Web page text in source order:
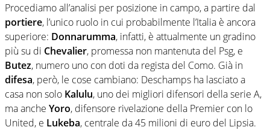
Procediamo all’analisi per posizione in campo, a partire dal
portiere, l’unico ruolo in cui probabilmente l’Italia è ancora
superiore: Donnarumma, infatti, è attualmente un gradino
più su di Chevalier, promessa non mantenuta del Psg, e
Butez, numero uno con doti da regista del Como. Già in
difesa, però, le cose cambiano: Deschamps ha lasciato a
casa non solo Kalulu, uno dei migliori difensori della serie A,
ma anche Yoro, difensore rivelazione della Premier con lo
United, e Lukeba, centrale da 45 milioni di euro del Lipsia.